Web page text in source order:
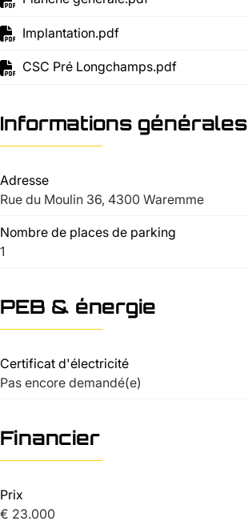
Implantation.pdf
CSC Pré Longchamps.pdf
Informations générales
Adresse
Rue du Moulin 36, 4300 Waremme
Nombre de places de parking
1
PEB & énergie
Certificat d'électricité
Pas encore demandé(e)
Financier
Prix
€ 23.000